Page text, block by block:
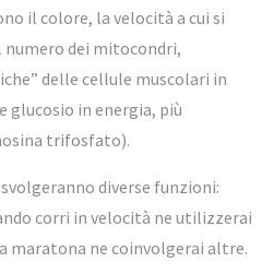
il colore, la velocità a cui si
dei mitocondri,
delle cellule muscolari in
glucosio in energia, più
trifosfato).
diverse funzioni:
corri in velocità ne utilizzerai
maratona ne coinvolgerai altre.